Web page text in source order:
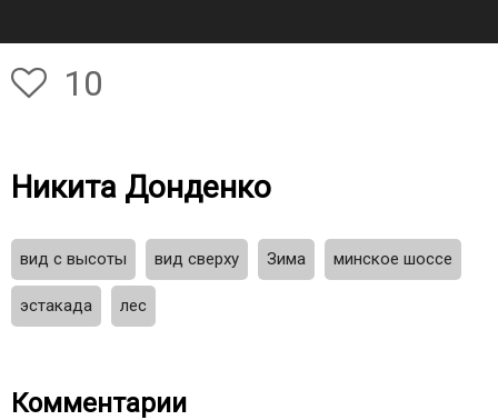
10
Никита Донденко
вид с высоты вид сверху Зима минское шоссе
эстакада лес
Комментарии